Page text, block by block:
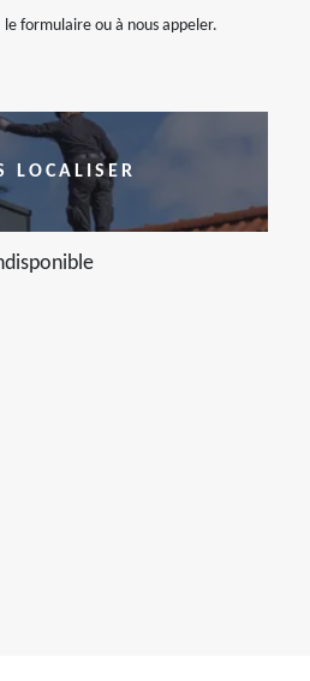
formulaire ou à nous appeler.
LOCALISER